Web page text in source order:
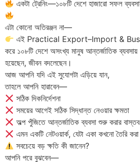
একটা ট্রেনিং—১০৮টি দেশে হাজারো সফল
এটা কোনো অতিরঞ্জন না—
এই Practical Export–Import &
করে ১০৮টি দেশে অসংখ্য মানুষ আন্তর্জাতিক
হয়েছেন, জীবন বদলেছেন।
আজ আপনি যদি এই সুযোগটা এড়িয়ে যান,
তাহলে আপনি হারাবেন—
সঠিক দিকনির্দেশনা
সময়ের আগেই সঠিক সিদ্ধান্ত নেওয়ার ক্ষমতা
অল্প পুঁজিতে আন্তর্জাতিক ব্যবসা শুরু করার
এমন একটি নেটওয়ার্ক, যেটা একা কখনো তৈরি
সবচেয়ে বড় ক্ষতি কী জানেন?
আপনি পরে বুঝবেন—